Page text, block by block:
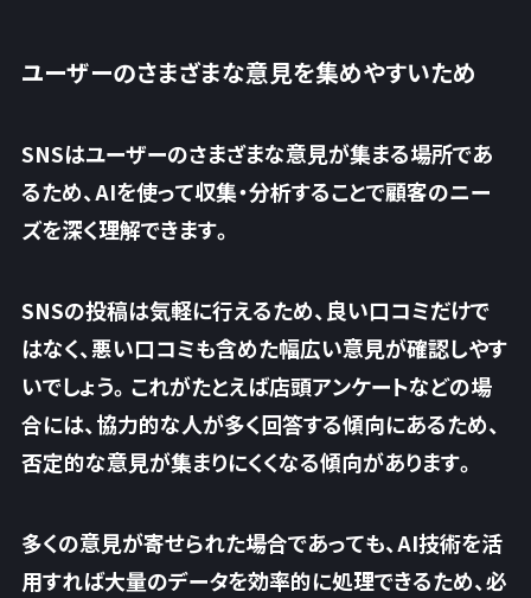
ユーザーのさまざまな意見を集めやすいため
SNSはユーザーのさまざまな意見が集まる場所であ
るため、AIを使って収集・分析することで顧客のニー
ズを深く理解できます。
SNSの投稿は気軽に行えるため、良い口コミだけで
はなく、悪い口コミも含めた幅広い意見が確認しやす
いでしょう。これがたとえば店頭アンケートなどの場
合には、協力的な人が多く回答する傾向にあるため、
否定的な意見が集まりにくくなる傾向があります。
多くの意見が寄せられた場合であっても、AI技術を活
用すれば大量のデータを効率的に処理できるため、必